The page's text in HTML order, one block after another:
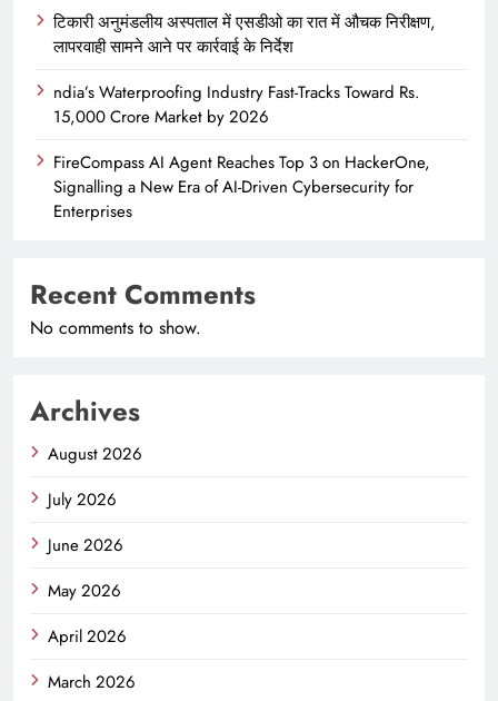
टिकारी अनुमंडलीय अस्पताल में एसडीओ का रात में औचक निरीक्षण,
लापरवाही सामने आने पर कार्रवाई के निर्देश
ndia’s Waterproofing Industry Fast-Tracks Toward Rs.
15,000 Crore Market by 2026
FireCompass AI Agent Reaches Top 3 on HackerOne,
Signalling a New Era of AI-Driven Cybersecurity for
Enterprises
Recent Comments
No comments to show.
Archives
August 2026
July 2026
June 2026
May 2026
April 2026
March 2026